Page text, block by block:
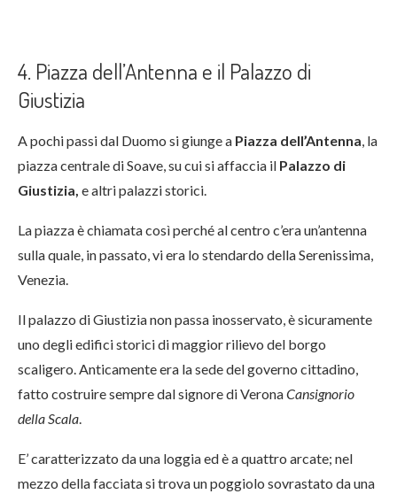
4. Piazza dell’Antenna e il Palazzo di
Giustizia
A pochi passi dal Duomo si giunge a Piazza dell’Antenna , la
piazza centrale di Soave, su cui si affaccia il Palazzo di
Giustizia, e altri palazzi storici.
La piazza è chiamata così perché al centro c’era un’antenna
sulla quale, in passato, vi era lo stendardo della Serenissima,
Venezia.
Il palazzo di Giustizia non passa inosservato, è sicuramente
uno degli edifici storici di maggior rilievo del borgo
scaligero. Anticamente era la sede del governo cittadino,
fatto costruire sempre dal signore di VeronaCansignorio
della Scala
E’ caratterizzato da una loggia ed è a quattro arcate; nel
mezzo della facciata si trova un poggiolo sovrastato da una